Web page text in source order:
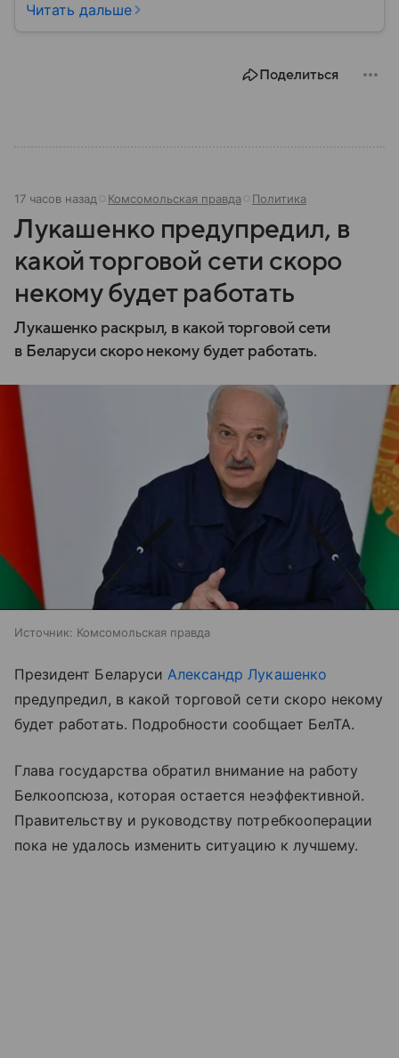
Александра Лукашенко — в материале.
Читать дальше
Поделиться
17 часов назад Комсомольская правда Политика
Лукашенко предупредил, в
какой торговой сети скоро
некому будет работать
Лукашенко раскрыл, в какой торговой сети
в Беларуси скоро некому будет работать.
Источник: Комсомольская правда
Президент Беларуси Александр Лукашенко
предупредил, в какой торговой сети скоро некому
будет работать. Подробности сообщает БелТА.
Глава государства обратил внимание на работу
Белкоопсюза, которая остается неэффективной.
Правительству и руководству потребкооперации
пока не удалось изменить ситуацию к лучшему.